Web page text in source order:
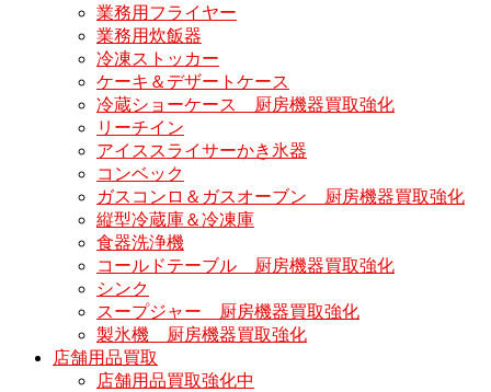
業務用フライヤー
業務用炊飯器
冷凍ストッカー
ケーキ＆デザートケース
冷蔵ショーケース 厨房機器買取強化
リーチイン
アイススライサーかき氷器
コンベック
ガスコンロ＆ガスオーブン 厨房機器買取強化
縦型冷蔵庫＆冷凍庫
食器洗浄機
コールドテーブル 厨房機器買取強化
シンク
スープジャー 厨房機器買取強化
製氷機 厨房機器買取強化
店舗用品買取
店舗用品買取強化中